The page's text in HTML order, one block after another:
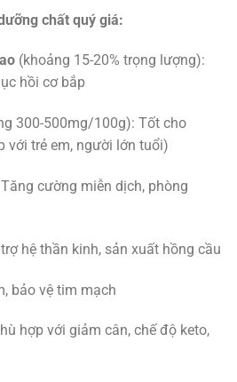
chất quý giá:
(khoảng 15-20% trọng lượng):
hồi cơ bắp
300-500mg/100g): Tốt cho
với trẻ em, người lớn tuổi)
cường miễn dịch, phòng
hệ thần kinh, sản xuất hồng cầu
bảo vệ tim mạch
hợp với giảm cân, chế độ keto,